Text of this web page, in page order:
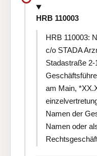
HRB 110003
HRB 110003:
c/o STADA
Stadastraße 2-
am Main,
Namen der
Namen oder